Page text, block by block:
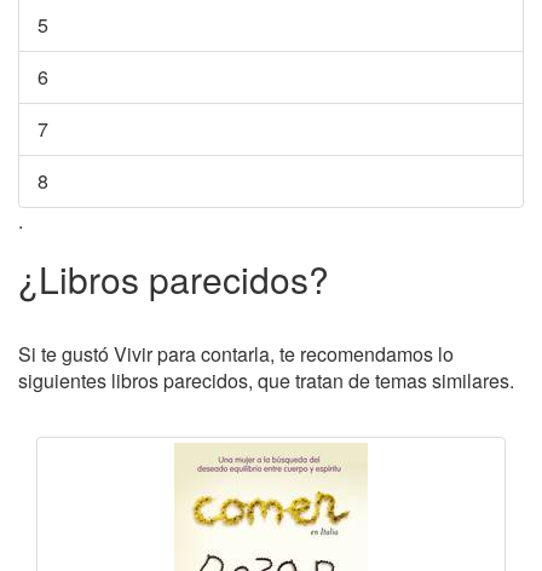
5
6
7
8
.
¿Libros parecidos?
Si te gustó Vivir para contarla, te recomendamos lo
siguientes libros parecidos, que tratan de temas similares.